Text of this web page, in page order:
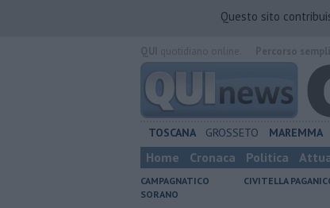
Questo sito
TOSCANA GROSSETO MAREMMA
Home Cronaca Politica
CAMPAGNATICO CIVITELLA
SORANO